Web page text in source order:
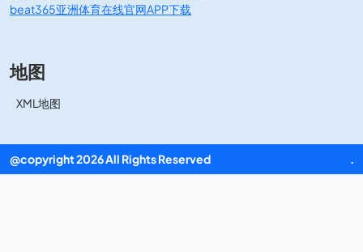
beat365亚洲体育在线官网APP下载
地图
XML地图
@copyright 2026 All Rights Reserved .